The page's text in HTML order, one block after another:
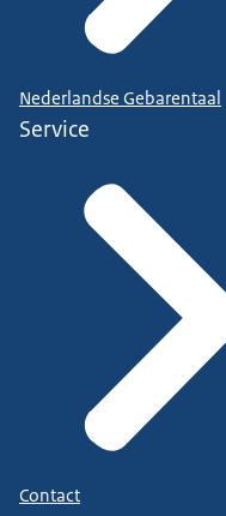
Nederlandse Gebarentaal
Service
Contact